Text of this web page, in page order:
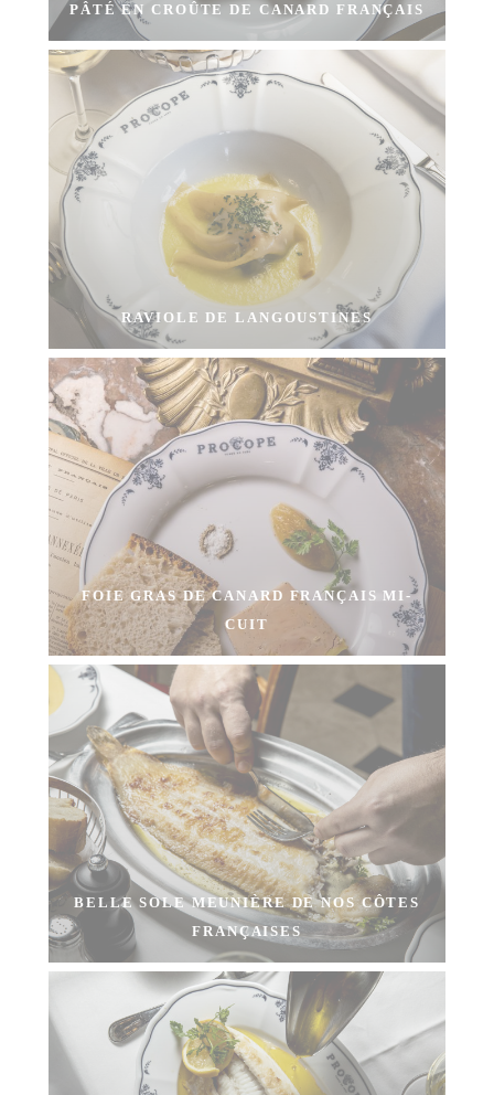
PÂTÉ EN CROÛTE DE CANARD FRANÇAIS
RAVIOLE DE LANGOUSTINES
FOIE GRAS DE CANARD FRANÇAIS MI-
CUIT
BELLE SOLE MEUNIÈRE DE NOS CÔTES
FRANÇAISES